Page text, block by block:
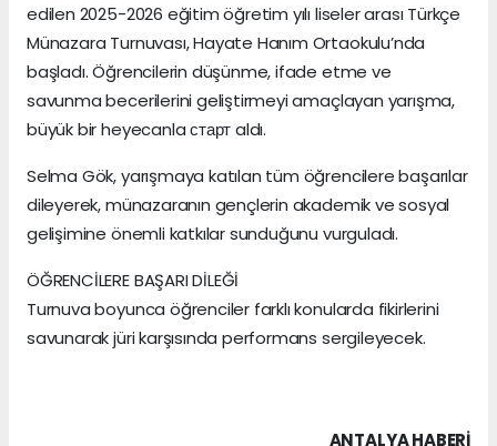
edilen 2025-2026 eğitim öğretim yılı liseler arası Türkçe
Münazara Turnuvası, Hayate Hanım Ortaokulu’nda
başladı. Öğrencilerin düşünme, ifade etme ve
savunma becerilerini geliştirmeyi amaçlayan yarışma,
büyük bir heyecanla старт aldı.
Selma Gök, yarışmaya katılan tüm öğrencilere başarılar
dileyerek, münazaranın gençlerin akademik ve sosyal
gelişimine önemli katkılar sunduğunu vurguladı.
ÖĞRENCİLERE BAŞARI DİLEĞİ
Turnuva boyunca öğrenciler farklı konularda fikirlerini
savunarak jüri karşısında performans sergileyecek.
ANTALYA HABERİ